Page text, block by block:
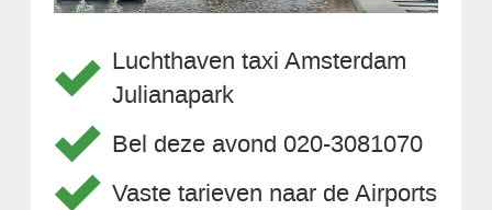
Luchthaven taxi Amsterdam
Julianapark
Bel deze avond 020-3081070
Vaste tarieven naar de Airports